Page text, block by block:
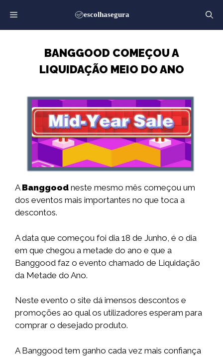
para
o
BANGGOOD COMEÇOU A
LIQUIDAÇÃO MEIO DO ANO
A Banggood neste mesmo mês começou um
dos eventos mais importantes no que toca a
descontos.
A data que começou foi dia 18 de Junho, é o dia
em que chegou a metade do ano e que a
Banggood faz o evento chamado de Liquidação
da Metade do Ano.
Neste evento o site dá imensos descontos e
promoções ao qual os utilizadores esperam para
comprar o desejado produto.
A Banggood tem ganho cada vez mais confiança